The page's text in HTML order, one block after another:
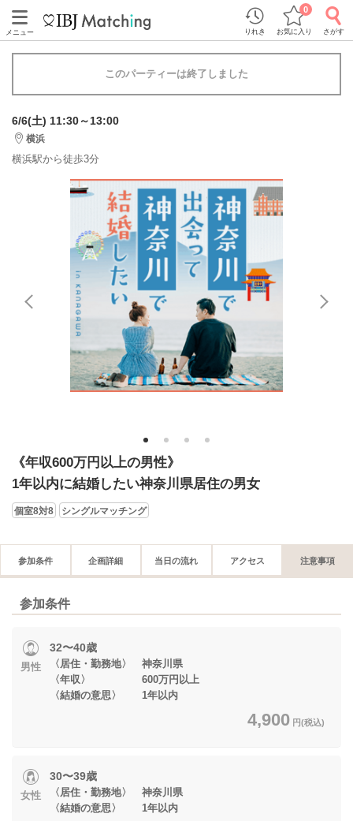
メニュー りれき お気に入り
0
さがす
このパーティーは終了しました
6/6(土) 11:30～13:00
横浜
横浜駅から徒歩3分
1 2 3 4
《年収600万円以上の男性》
1年以内に結婚したい神奈川県居住の男女
個室8対8 シングルマッチング
参加条件 企画詳細 当日の流れ アクセス 注意事項
参加条件
男性
32〜40歳
〈居住・勤務地〉 神奈川県
〈年収〉 600万円以上
〈結婚の意思〉 1年以内
4,900 円(税込)
女性
30〜39歳
〈居住・勤務地〉 神奈川県
〈結婚の意思〉 1年以内